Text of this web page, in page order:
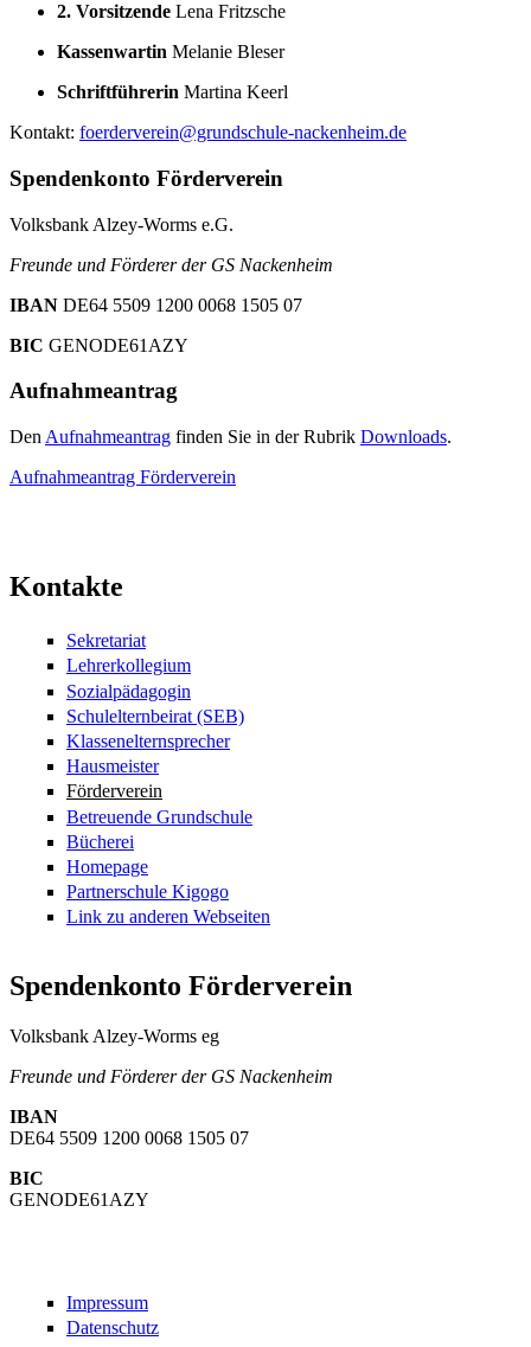
2. Vorsitzende Lena Fritzsche
Kassenwartin Melanie Bleser
Schriftführerin Martina Keerl
Kontakt: foerderverein@grundschule-nackenheim.de
Spendenkonto Förderverein
Volksbank Alzey-Worms e.G.
Freunde und Förderer der GS Nackenheim
IBAN DE64 5509 1200 0068 1505 07
BIC GENODE61AZY
Aufnahmeantrag
Den Aufnahmeantrag finden Sie in der Rubrik Downloads.
Aufnahmeantrag Förderverein
Kontakte
Sekretariat
Lehrerkollegium
Sozialpädagogin
Schulelternbeirat (SEB)
Klassenelternsprecher
Hausmeister
Förderverein
Betreuende Grundschule
Bücherei
Homepage
Partnerschule Kigogo
Link zu anderen Webseiten
Spendenkonto Förderverein
Volksbank Alzey-Worms eg
Freunde und Förderer der GS Nackenheim
IBAN
DE64 5509 1200 0068 1505 07
BIC
GENODE61AZY
Impressum
Datenschutz